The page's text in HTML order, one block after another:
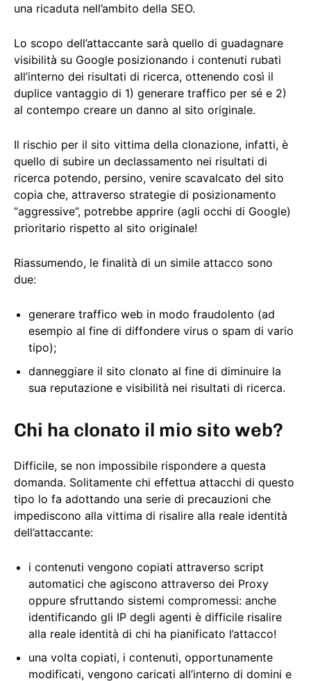
una ricaduta nell’ambito della SEO.
Lo scopo dell’attaccante sarà quello di guadagnare
visibilità su Google posizionando i contenuti rubati
all’interno dei risultati di ricerca, ottenendo così il
duplice vantaggio di 1) generare traffico per sé e 2)
al contempo creare un danno al sito originale.
Il rischio per il sito vittima della clonazione, infatti, è
quello di subire un declassamento nei risultati di
ricerca potendo, persino, venire scavalcato del sito
copia che, attraverso strategie di posizionamento
“aggressive”, potrebbe apprire (agli occhi di Google)
prioritario rispetto al sito originale!
Riassumendo, le finalità di un simile attacco sono
due:
generare traffico web in modo fraudolento (ad
esempio al fine di diffondere virus o spam di vario
tipo);
danneggiare il sito clonato al fine di diminuire la
sua reputazione e visibilità nei risultati di ricerca.
Chi ha clonato il mio sito web?
Difficile, se non impossibile rispondere a questa
domanda. Solitamente chi effettua attacchi di questo
tipo lo fa adottando una serie di precauzioni che
impediscono alla vittima di risalire alla reale identità
dell’attaccante:
i contenuti vengono copiati attraverso script
automatici che agiscono attraverso dei Proxy
oppure sfruttando sistemi compromessi: anche
identificando gli IP degli agenti è difficile risalire
alla reale identità di chi ha pianificato l’attacco!
una volta copiati, i contenuti, opportunamente
modificati, vengono caricati all’interno di domini e